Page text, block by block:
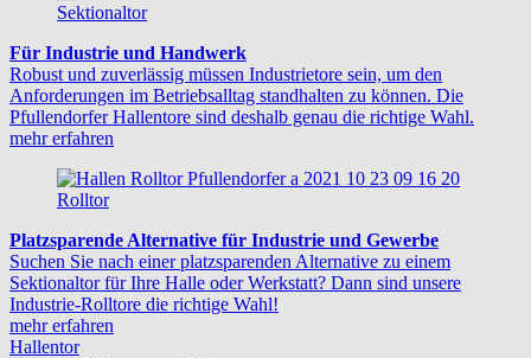
Sektionaltor
Für Industrie und Handwerk
Robust und zuverlässig müssen Industrietore sein, um den
Anforderungen im Betriebsalltag standhalten zu können. Die
Pfullendorfer Hallentore sind deshalb genau die richtige Wahl.
mehr erfahren
Rolltor
Platzsparende Alternative für Industrie und Gewerbe
Suchen Sie nach einer platzsparenden Alternative zu einem
Sektionaltor für Ihre Halle oder Werkstatt? Dann sind unsere
Industrie-Rolltore die richtige Wahl!
mehr erfahren
Hallentor